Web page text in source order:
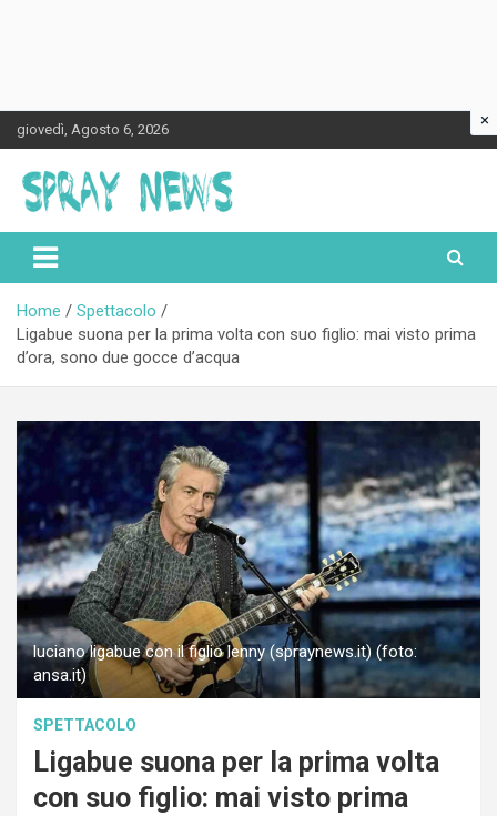
Skip
to
content
giovedì, Agosto 6, 2026
Spraynews.it
Home
Spettacolo
Ligabue suona per la prima volta con suo figlio: mai visto prima
d’ora, sono due gocce d’acqua
luciano ligabue con il figlio lenny (spraynews.it) (foto:
ansa.it)
SPETTACOLO
Ligabue suona per la prima volta
con suo figlio: mai visto prima
×